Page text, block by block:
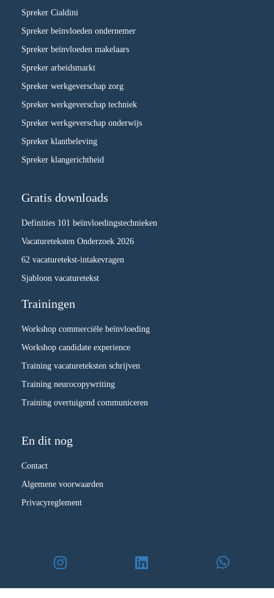
Spreker Cialdini
Spreker beïnvloeden ondernemer
Spreker beïnvloeden makelaars
Spreker arbeidsmarkt
Spreker werkgeverschap zorg
Spreker werkgeverschap techniek
Spreker werkgeverschap onderwijs
Spreker klantbeleving
Spreker klangerichtheid
Gratis downloads
Definities 101 beïnvloedingstechnieken
Vacatureteksten Onderzoek 2026
62 vacaturetekst-intakevragen
Sjabloon vacaturetekst
Trainingen
Workshop commerciële beïnvloeding
Workshop candidate experience
Training vacatureteksten schrijven
Training neurocopywriting
Training overtuigend communiceren
En dit nog
Contact
Algemene voorwaarden
Privacyreglement